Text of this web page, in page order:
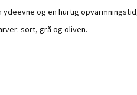
og en hurtig
sort, grå og oliven.